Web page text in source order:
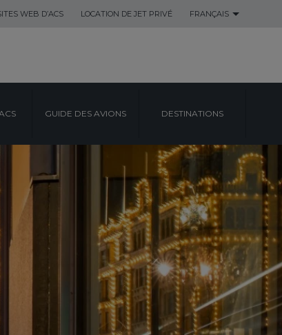
WEB D’ACS LOCATION DE JET PRIVÉ FRANÇAIS
GUIDE DES AVIONS DESTINATIONS